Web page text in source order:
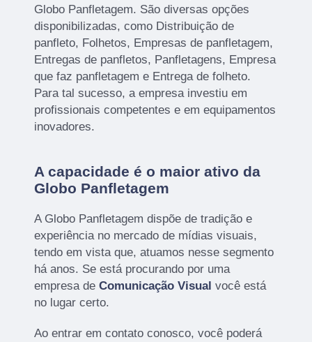
Globo Panfletagem. São diversas opções
disponibilizadas, como Distribuição de
panfleto, Folhetos, Empresas de panfletagem,
Entregas de panfletos, Panfletagens, Empresa
que faz panfletagem e Entrega de folheto.
Para tal sucesso, a empresa investiu em
profissionais competentes e em equipamentos
inovadores.
A capacidade é o maior ativo da
Globo Panfletagem
A Globo Panfletagem dispõe de tradição e
experiência no mercado de mídias visuais,
tendo em vista que, atuamos nesse segmento
há anos. Se está procurando por uma
empresa deComunicação Visual você está
no lugar certo.
Ao entrar em contato conosco, você poderá